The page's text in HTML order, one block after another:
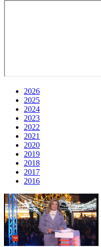
2026
2025
2024
2023
2022
2021
2020
2019
2018
2017
2016